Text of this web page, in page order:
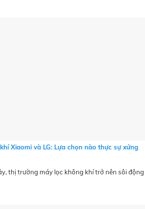
Xiaomi và LG: Lựa chọn nào thực sự xứng
thị trường máy lọc không khí trở nên sôi động